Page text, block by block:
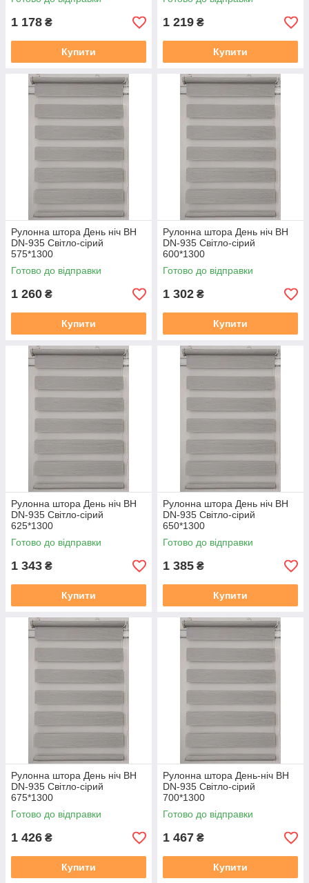
1 178 ₴
Купити
1 219 ₴
Купити
Рулонна штора День ніч BH
DN-935 Світло-сірий
575*1300
Готово до відправки
1 260 ₴
Купити
Рулонна штора День ніч BH
DN-935 Світло-сірий
600*1300
Готово до відправки
1 302 ₴
Купити
Рулонна штора День ніч BH
DN-935 Світло-сірий
625*1300
Готово до відправки
1 343 ₴
Купити
Рулонна штора День ніч BH
DN-935 Світло-сірий
650*1300
Готово до відправки
1 385 ₴
Купити
Рулонна штора День ніч BH
DN-935 Світло-сірий
675*1300
Готово до відправки
1 426 ₴
Купити
Рулонна штора День-ніч BH
DN-935 Світло-сірий
700*1300
Готово до відправки
1 467 ₴
Купити